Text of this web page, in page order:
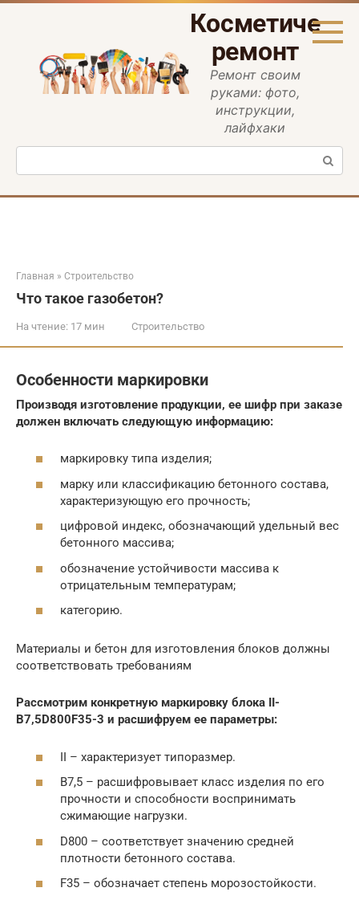
Перейти
ремонт
Ремонт своим
руками: фото,
инструкции,
лайфхаки
Поиск:
Главная » Строительство
Что такое газобетон?
На чтение: 17 мин Строительство
Особенности маркировки
Производя изготовление продукции, ее шифр при заказе
должен включать следующую информацию:
маркировку типа изделия;
марку или классификацию бетонного состава,
характеризующую его прочность;
цифровой индекс, обозначающий удельный вес
бетонного массива;
обозначение устойчивости массива к
отрицательным температурам;
категорию.
Материалы и бетон для изготовления блоков должны
соответствовать требованиям
Рассмотрим конкретную маркировку блока II-
В7,5D800F35-3 и расшифруем ее параметры:
II – характеризует типоразмер.
В7,5 – расшифровывает класс изделия по его
прочности и способности воспринимать
сжимающие нагрузки.
D800 – соответствует значению средней
плотности бетонного состава.
F35 – обозначает степень морозостойкости.